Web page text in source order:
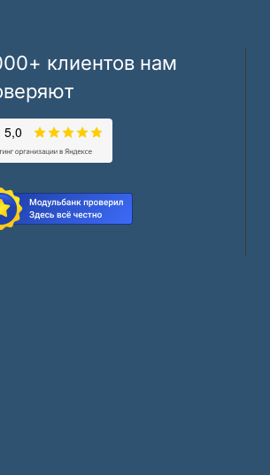
клиентов нам